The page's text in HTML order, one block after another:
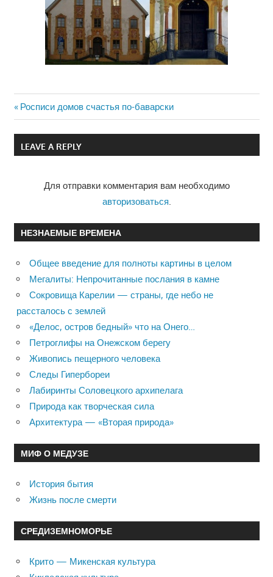
Навигация
по
Previous
Post:
Росписи домов счастья по-баварски
LEAVE A REPLY
Для отправки комментария вам необходимо
авторизоваться
НЕЗНАЕМЫЕ ВРЕМЕНА
Общее введение для полноты картины в целом
Мегалиты: Непрочитанные послания в камне
Сокровища Карелии — страны, где небо не
рассталось с землей
«Делос, остров бедный» что на Онего…
Петроглифы на Онежском берегу
Живопись пещерного человека
Следы Гипербореи
Лабиринты Соловецкого архипелага
Природа как творческая сила
Архитектура — «Вторая природа»
МИФ О МЕДУЗЕ
История бытия
Жизнь после смерти
СРЕДИЗЕМНОМОРЬЕ
Крито — Микенская культура